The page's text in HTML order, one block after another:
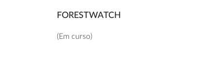
FORESTWATCH
(Em curso)